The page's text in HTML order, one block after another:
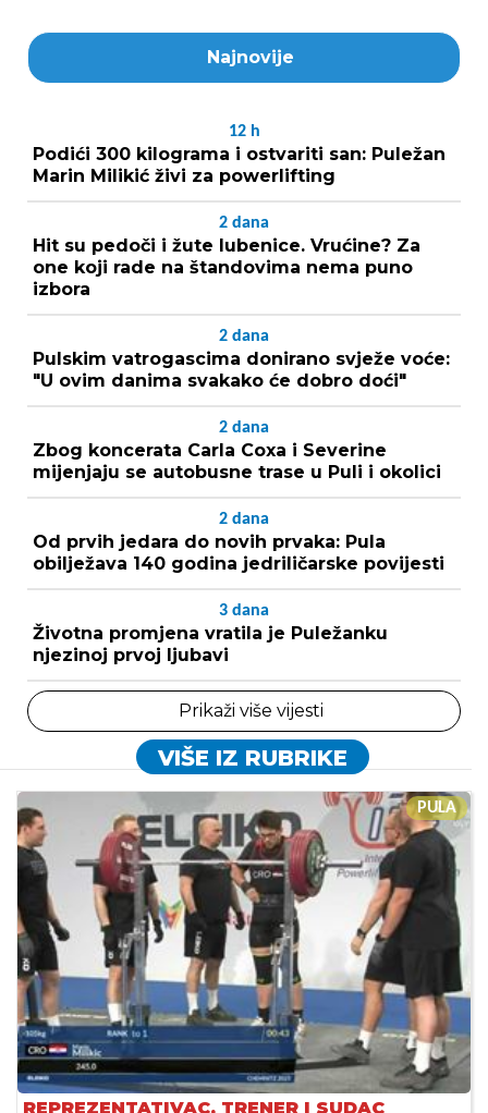
Najnovije
12 h
Podići 300 kilograma i ostvariti san: Puležan
Marin Milikić živi za powerlifting
2 dana
Hit su pedoči i žute lubenice. Vrućine? Za
one koji rade na štandovima nema puno
izbora
2 dana
Pulskim vatrogascima donirano svježe voće:
"U ovim danima svakako će dobro doći"
2 dana
Zbog koncerata Carla Coxa i Severine
mijenjaju se autobusne trase u Puli i okolici
2 dana
Od prvih jedara do novih prvaka: Pula
obilježava 140 godina jedriličarske povijesti
3 dana
Životna promjena vratila je Puležanku
njezinoj prvoj ljubavi
Prikaži više vijesti
VIŠE IZ RUBRIKE
PULA
REPREZENTATIVAC, TRENER I SUDAC